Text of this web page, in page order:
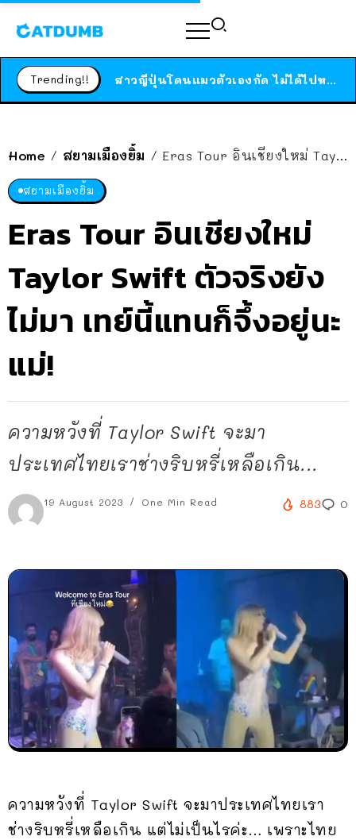
Trending!! ได้เวลาเด็กหนวดรวมตัว RF Online Next เปิดให้เล่นแล้ว เกม Sci-Fi MMORPG ระดับตำนาน เล่นได้ทั้งมือถือและ PC
Home / สยามเมืองยิ้ม / Eras Tour อินเชียงใหม่ Taylor Swift ตัวจริงยังไม่มา เทย์นี้แทนก็จึ้งอยู่นะแม่!
สยามเมืองยิ้ม
Eras Tour อินเชียงใหม่
Taylor Swift ตัวจริงยัง
ไม่มา เทย์นี้แทนก็จึ้งอยู่นะ
แม่!
ความหวังที่ Taylor Swift จะมา
ประเทศไทยเราช่างริบหรี่เหลือเกิน...
19 August 2023 One Min Read 883 0
ความหวังที่ Taylor Swift จะมาประเทศไทยเรา
ช่างริบหรี่เหลือเกิน แต่ไม่เป็นไรค่ะ… เพราะไทย